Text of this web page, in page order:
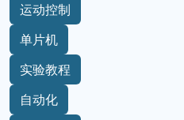
运动控制
单片机
实验教程
自动化